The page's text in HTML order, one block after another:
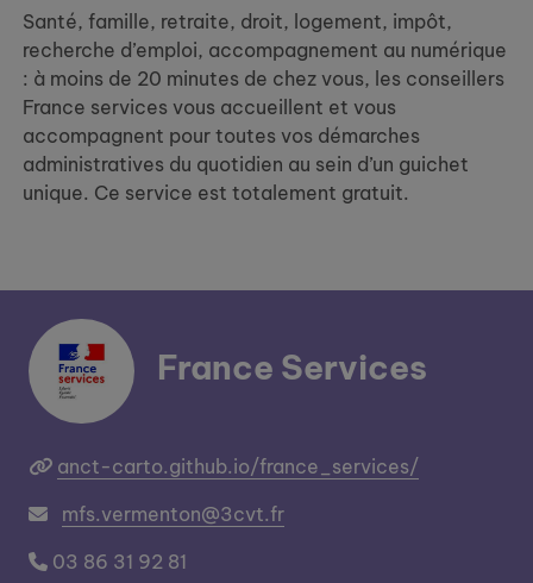
Santé, famille, retraite, droit, logement, impôt,
recherche d’emploi, accompagnement au numérique
: à moins de 20 minutes de chez vous, les conseillers
France services vous accueillent et vous
accompagnent pour toutes vos démarches
administratives du quotidien au sein d’un guichet
unique. Ce service est totalement gratuit.
France Services
anct-carto.github.io/france_services/
mfs.vermenton@3cvt.fr
03 86 31 92 81